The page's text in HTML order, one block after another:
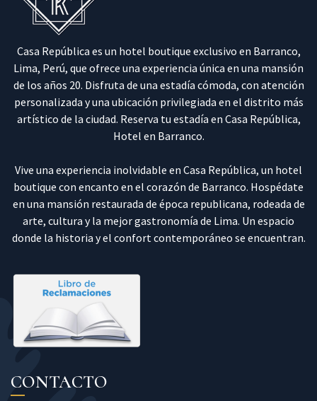
Casa República es un hotel boutique exclusivo en Barranco,
Lima, Perú, que ofrece una experiencia única en una mansión
de los años 20. Disfruta de una estadía cómoda, con atención
personalizada y una ubicación privilegiada en el distrito más
artístico de la ciudad. Reserva tu estadía en Casa República,
Hotel en Barranco.
Vive una experiencia inolvidable en Casa República, un hotel
boutique con encanto en el corazón de Barranco. Hospédate
en una mansión restaurada de época republicana, rodeada de
arte, cultura y la mejor gastronomía de Lima. Un espacio
donde la historia y el confort contemporáneo se encuentran.
CONTACTO